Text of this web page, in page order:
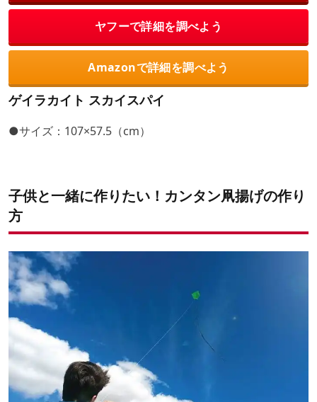
ヤフーで詳細を調べよう
Amazonで詳細を調べよう
ゲイラカイト スカイスパイ
●サイズ：107×57.5（cm）
子供と一緒に作りたい！カンタン凧揚げの作り
方